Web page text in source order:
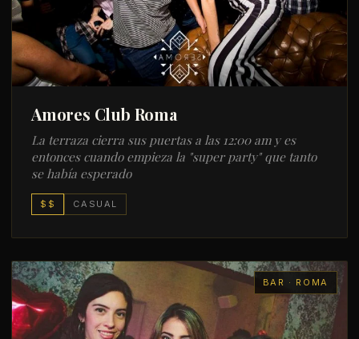
Amores Club Roma
La terraza cierra sus puertas a las 12:00 am y es
entonces cuando empieza la "super party" que tanto
se había esperado
$$ CASUAL
BAR · ROMA